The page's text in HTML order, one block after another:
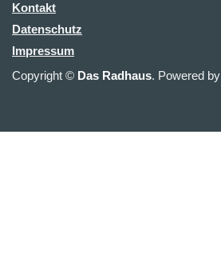
Kontakt
Datenschutz
Impressum
Copyright © Das Radhaus. Powered by